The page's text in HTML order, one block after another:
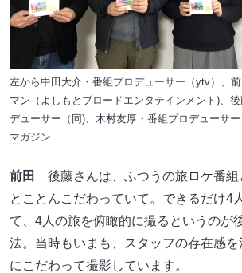
左から中田大介・番組プロデューサー（ytv）、
マン（よしもとブロードエンタテインメント)、
デューサー（同)、木村友厚・番組プロデューサ
マガジン
前田
後藤さんは、ふつうの旅ロケ番組
とことんこだわっていて。できるだけ4
て、4人の旅を俯瞰的に撮るというのが
法。当時もいまも、スタッフの存在感
にこだわって撮影しています。